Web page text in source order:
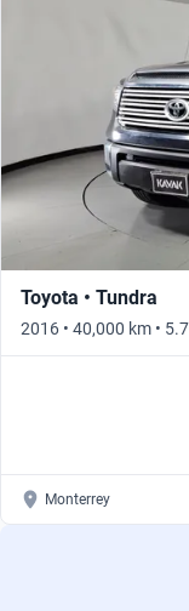
Toyota • Tundra
2016 • 40,000 km •
Automático
Monterrey